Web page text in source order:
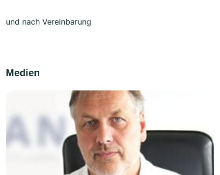
und nach Vereinbarung
Medien